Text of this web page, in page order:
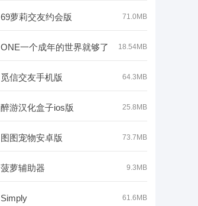
71.0MB
69萝莉交友约会版
18.54MB
ONE一个成年的世界就够了
64.3MB
觅信交友手机版
25.8MB
醉游汉化盒子ios版
73.7MB
图图宠物安卓版
9.3MB
菠萝辅助器
61.6MB
Simply